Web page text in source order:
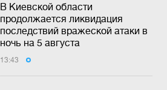
В Киевской области
продолжается ликвидация
последствий вражеской атаки в
ночь на 5 августа
13:43